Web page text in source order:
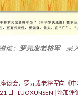
稿： 罗元发老将军录入
谈会，罗元发老将军向《
日 LUOXUNSEN 添加评